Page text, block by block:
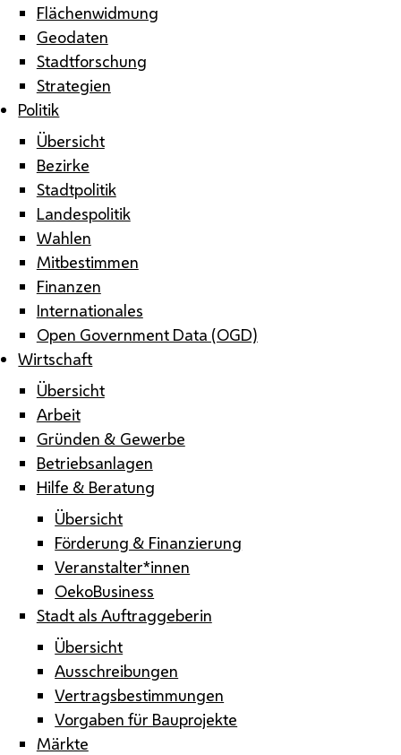
Flächenwidmung
Geodaten
Stadtforschung
Strategien
Politik
Übersicht
Bezirke
Stadtpolitik
Landespolitik
Wahlen
Mitbestimmen
Finanzen
Internationales
Open Government Data (OGD)
Wirtschaft
Übersicht
Arbeit
Gründen & Gewerbe
Betriebsanlagen
Hilfe & Beratung
Übersicht
Förderung & Finanzierung
Veranstalter*innen
OekoBusiness
Stadt als Auftraggeberin
Übersicht
Ausschreibungen
Vertragsbestimmungen
Vorgaben für Bauprojekte
Märkte